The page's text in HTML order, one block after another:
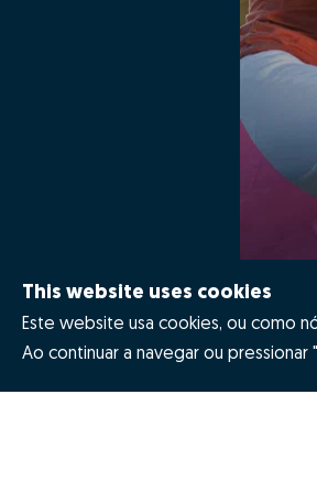
This website uses cookies
Este website usa cookies, ou como
Ao continuar a navegar ou